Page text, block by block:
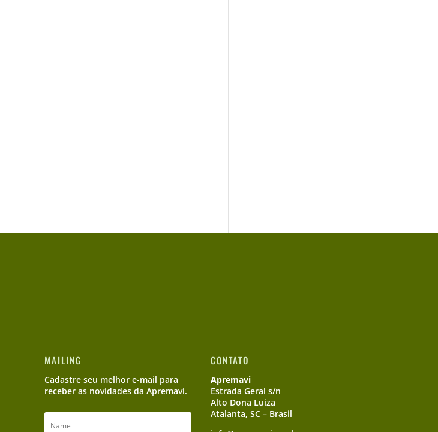
MAILING
Cadastre seu melhor e-mail para
receber as novidades da Apremavi.
CONTATO
Apremavi
Estrada Geral s/n
Alto Dona Luiza
Atalanta, SC – Brasil